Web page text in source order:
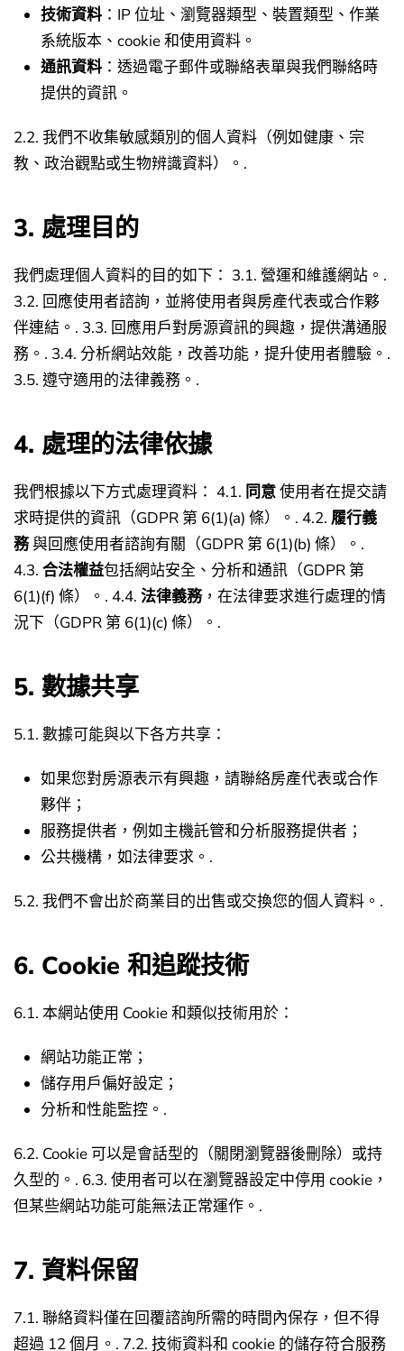
技術資料 ：IP 位址、瀏覽器類型、裝置類型、作業
系統版本、cookie 和使用資料。
通訊資料 ：透過電子郵件或聯絡表單與我們聯絡時
提供的資訊。
2.2. 我們不收集敏感類別的個人資料（例如健康、宗
教、政治觀點或生物辨識資料）。.
3. 處理目的
我們處理個人資料的目的如下： 3.1. 營運和維護網站。.
3.2. 回應使用者諮詢，並將使用者與房產代表或合作夥
伴連結。. 3.3. 回應用戶對房源資訊的興趣，提供溝通服
務。. 3.4. 分析網站效能，改善功能，提升使用者體驗。.
3.5. 遵守適用的法律義務。.
4. 處理的法律依據
我們根據以下方式處理資料： 4.1. 同意使用者在提交請
求時提供的資訊（GDPR 第 6(1)(a) 條）。. 4.2. 履行義
務與回應使用者諮詢有關（GDPR 第 6(1)(b) 條）。.
4.3. 合法權益包括網站安全、分析和通訊（GDPR 第
6(1)(f) 條）。. 4.4. 法律義務，在法律要求進行處理的情
況下（GDPR 第 6(1)(c) 條）。.
5. 數據共享
5.1. 數據可能與以下各方共享：
如果您對房源表示有興趣，請聯絡房產代表或合作
夥伴；
服務提供者，例如主機託管和分析服務提供者；
公共機構，如法律要求。.
5.2. 我們不會出於商業目的出售或交換您的個人資料。.
6. Cookie 和追蹤技術
6.1. 本網站使用 Cookie 和類似技術用於：
網站功能正常；
儲存用戶偏好設定；
分析和性能監控。.
6.2. Cookie 可以是會話型的（關閉瀏覽器後刪除）或持
久型的。. 6.3. 使用者可以在瀏覽器設定中停用 cookie，
但某些網站功能可能無法正常運作。.
7. 資料保留
7.1. 聯絡資料僅在回覆諮詢所需的時間內保存，但不得
超過 12 個月。. 7.2. 技術資料和 cookie 的儲存符合服務